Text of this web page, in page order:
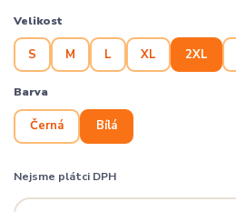
Velikost
S M L XL 2XL
Barva
Černá Bílá
Nejsme plátci DPH